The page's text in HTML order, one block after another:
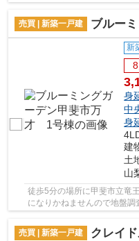
カピカの新築物件となってい
売買 | 新築一戸建
ブルーミ
新
身
中
身
建
土
山
徒歩5分の場所に甲斐市立竜
になりかねませんので地盤
売買 | 新築一戸建
クレイドル